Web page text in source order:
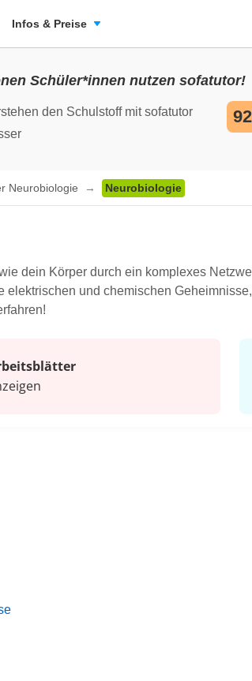
Infos & Preise
Schüler*innen nutzen sofatutor!
den Schulstoff mit sofatutor
Neurobiologie Neurobiologie
dein Körper durch ein komplexes
und chemischen